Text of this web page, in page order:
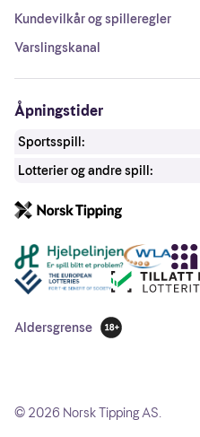
Kundevilkår og spilleregler
Varslingskanal
Åpningstider
Sportsspill:
Lotterier og andre spill:
Andre lenker
Aldersgrense
18 år
© 2026 Norsk Tipping AS.